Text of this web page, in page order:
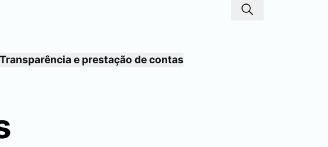
Transparência e prestação de contas